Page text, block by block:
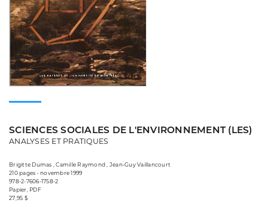
SCIENCES SOCIALES DE L'ENVIRONNEMENT (LES)
ANALYSES ET PRATIQUES
Brigitte Dumas , Camille Raymond , Jean-Guy Vaillancourt
210 pages • novembre 1999
978-2-7606-1758-2
Papier, PDF
27,95 $